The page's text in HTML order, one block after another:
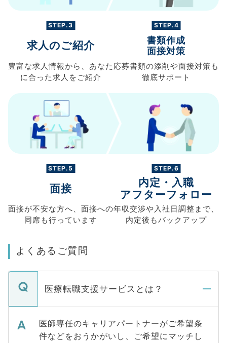
STEP.3
求人のご紹介
豊富な求人情報から、 あなた
に合った求人を ご紹介
STEP.4
書類作成
面接対策
応募書類の添削や面接対策も
徹底サポート
STEP.5
面接
面接が不安な方へ、 面接への
同席も行っています
STEP.6
内定・入職
アフターフォロー
年収交渉や入社日調整まで、
内定後もバックアップ
よくあるご質問
医療転職支援サービスとは？
医師専任のキャリアパートナーがご希望条
件などをおうかがいし、ご希望にマッチし